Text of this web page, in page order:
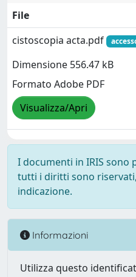
File
cistoscopia acta.pdf
Dimensione 556.47 kB
Formato Adobe PDF
Visualizza/Apri
I documenti in IRIS
tutti i diritti sono
indicazione.
Informazioni
Utilizza questo